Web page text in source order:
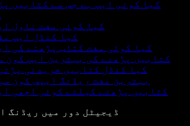
کیا کوئی ایپ ہے جس سے کتابیں
کیا کوئی مفت ناول
کیا کنڈل ایپ
کیا کوئی مفت کتاب پڑھنے کی
کتابیں پڑھنے کی بہترین ایپ کون
کیا کنڈل کتابیں خریدنی
بہترین مفت ریڈنگ ایپس کون
کتابیں پڑھنے کیلئے کوئی اچھی
ڈیجیٹل دور میں ریڈنگ